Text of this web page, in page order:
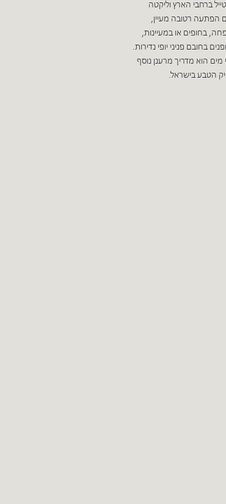
ברחבי הארץ וליקטה
הפתעה רטובה מעיין,
בחופים או במעיינות,
בחובם פניני יופי נדירות.
הוא מדריך מרענן נוסף
הטבע בישראל.